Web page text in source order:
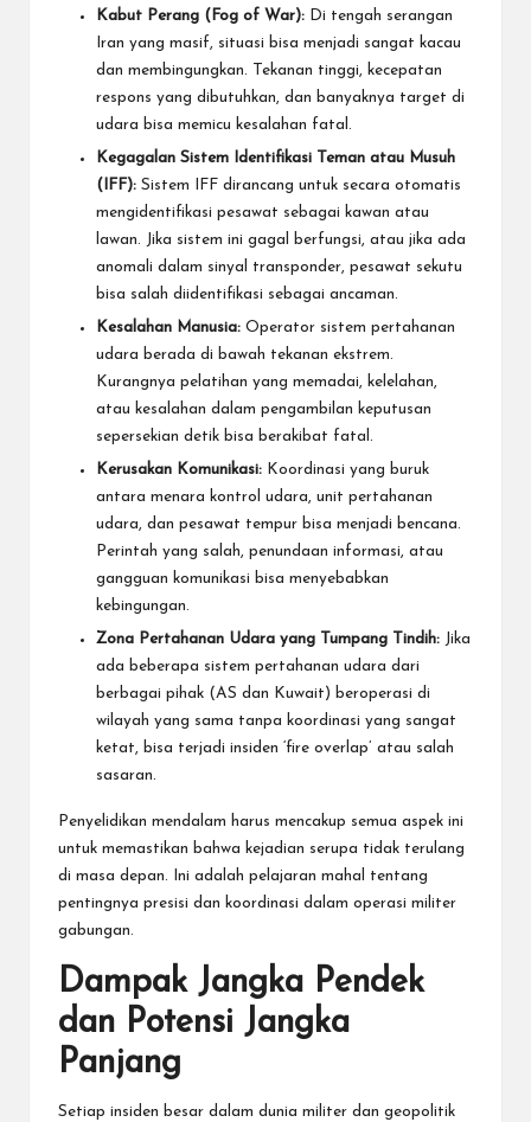
Kabut Perang (Fog of War): Di tengah serangan
Iran yang masif, situasi bisa menjadi sangat kacau
dan membingungkan. Tekanan tinggi, kecepatan
respons yang dibutuhkan, dan banyaknya target di
udara bisa memicu kesalahan fatal.
Kegagalan Sistem Identifikasi Teman atau Musuh
(IFF): Sistem IFF dirancang untuk secara otomatis
mengidentifikasi pesawat sebagai kawan atau
lawan. Jika sistem ini gagal berfungsi, atau jika ada
anomali dalam sinyal transponder, pesawat sekutu
bisa salah diidentifikasi sebagai ancaman.
Kesalahan Manusia: Operator sistem pertahanan
udara berada di bawah tekanan ekstrem.
Kurangnya pelatihan yang memadai, kelelahan,
atau kesalahan dalam pengambilan keputusan
sepersekian detik bisa berakibat fatal.
Kerusakan Komunikasi: Koordinasi yang buruk
antara menara kontrol udara, unit pertahanan
udara, dan pesawat tempur bisa menjadi bencana.
Perintah yang salah, penundaan informasi, atau
gangguan komunikasi bisa menyebabkan
kebingungan.
Zona Pertahanan Udara yang Tumpang Tindih: Jika
ada beberapa sistem pertahanan udara dari
berbagai pihak (AS dan Kuwait) beroperasi di
wilayah yang sama tanpa koordinasi yang sangat
ketat, bisa terjadi insiden ‘fire overlap’ atau salah
sasaran.
Penyelidikan mendalam harus mencakup semua aspek ini
untuk memastikan bahwa kejadian serupa tidak terulang
di masa depan. Ini adalah pelajaran mahal tentang
pentingnya presisi dan koordinasi dalam operasi militer
gabungan.
Dampak Jangka Pendek
dan Potensi Jangka
Panjang
Setiap insiden besar dalam dunia militer dan geopolitik